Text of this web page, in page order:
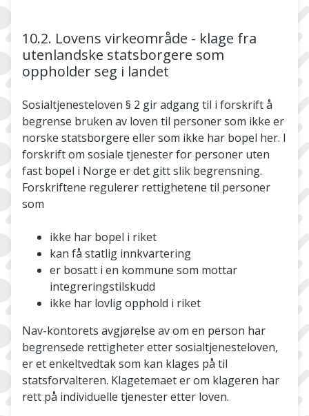
10.2. Lovens virkeområde - klage fra
utenlandske statsborgere som
oppholder seg i landet
Sosialtjenesteloven § 2 gir adgang til i forskrift å
begrense bruken av loven til personer som ikke er
norske statsborgere eller som ikke har bopel her. I
forskrift om sosiale tjenester for personer uten
fast bopel i Norge er det gitt slik begrensning.
Forskriftene regulerer rettighetene til personer
som
ikke har bopel i riket
kan få statlig innkvartering
er bosatt i en kommune som mottar
integreringstilskudd
ikke har lovlig opphold i riket
Nav-kontorets avgjørelse av om en person har
begrensede rettigheter etter sosialtjenesteloven,
er et enkeltvedtak som kan klages på til
statsforvalteren. Klagetemaet er om klageren har
rett på individuelle tjenester etter loven.